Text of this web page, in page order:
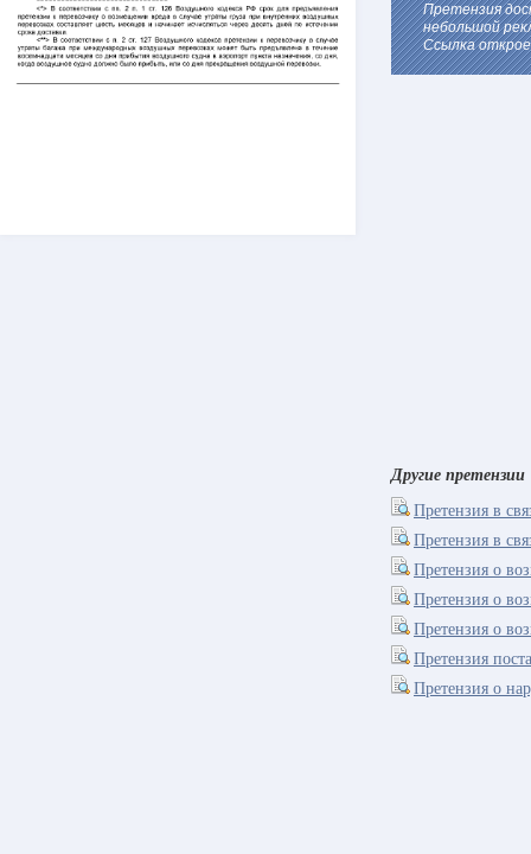
Претензия
небольшой
Ссылка
Другие претензии
Претензия в
Претензия в
Претензия о
Претензия о
Претензия о
Претензия
Претензия о